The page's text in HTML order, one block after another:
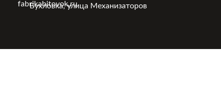
Бухловка, улица Механизаторов